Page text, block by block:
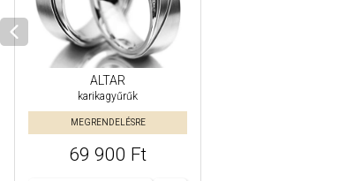
ALTAR
karikagyűrűk
MEGRENDELÉSRE
69 900 Ft